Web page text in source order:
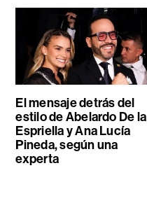
El mensaje detrás del
estilo de Abelardo De la
Espriella y Ana Lucía
Pineda, según una
experta